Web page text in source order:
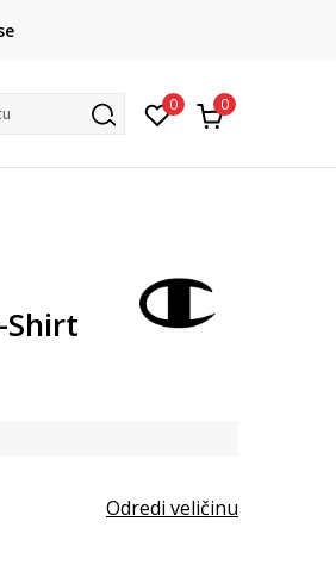
u trgovini
0 0
Shirt
Odredi veličinu